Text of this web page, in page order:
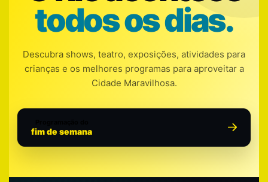
todos os dias.
Descubra shows, teatro, exposições, atividades para
crianças e os melhores programas para aproveitar a
Cidade Maravilhosa.
fim de semana